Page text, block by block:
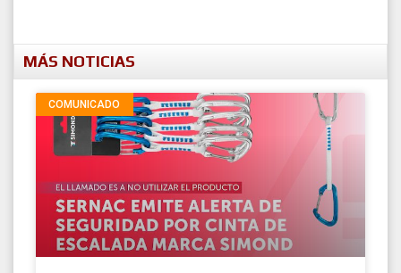
MÁS NOTICIAS
COMUNICADO